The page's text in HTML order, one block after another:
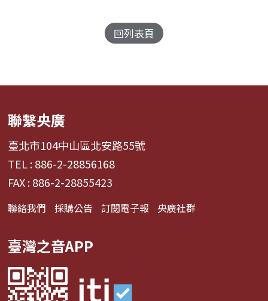
回列表頁
聯繫央廣
臺北市104中山區北安路55號
TEL : 886-2-28856168
FAX : 886-2-28855423
聯絡我們 採購公告 訂閱電子報 央廣社群
臺灣之音APP